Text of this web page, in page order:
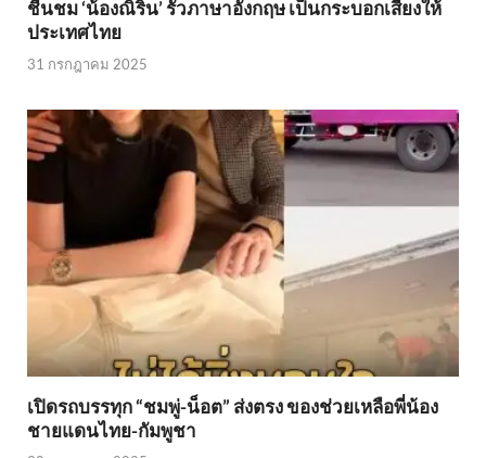
ชื่นชม ‘น้องณิริน’ รัวภาษาอังกฤษ เป็นกระบอกเสียงให้
ประเทศไทย
31 กรกฎาคม 2025
เปิดรถบรรทุก “ชมพู่-น็อต” ส่งตรง ของช่วยเหลือพี่น้อง
ชายแดนไทย-กัมพูชา